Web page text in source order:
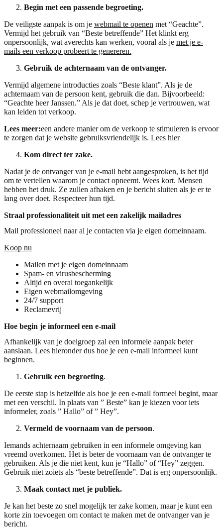
Begin met een passende begroeting.
De veiligste aanpak is om je webmail te openen met “Geachte”.
Vermijd het gebruik van “Beste betreffende” Het klinkt erg
onpersoonlijk, wat averechts kan werken, vooral als je met je e-
mails een verkoop probeert te genereren.
Gebruik de achternaam van de ontvanger.
Vermijd algemene introducties zoals “Beste klant”. Als je de
achternaam van de persoon kent, gebruik die dan. Bijvoorbeeld:
“Geachte heer Janssen.” Als je dat doet, schep je vertrouwen, wat
kan leiden tot verkoop.
Lees meer:een andere manier om de verkoop te stimuleren is ervoor
te zorgen dat je website gebruiksvriendelijk is. Lees hier
Kom direct ter zake.
Nadat je de ontvanger van je e-mail hebt aangesproken, is het tijd
om te vertellen waarom je contact opneemt. Wees kort. Mensen
hebben het druk. Ze zullen afhaken en je bericht sluiten als je er te
lang over doet. Respecteer hun tijd.
Straal professionaliteit uit met een zakelijk mailadres
Mail professioneel naar al je contacten via je eigen domeinnaam.
Koop nu
Mailen met je eigen domeinnaam
Spam- en virusbescherming
Altijd en overal toegankelijk
Eigen webmailomgeving
24/7 support
Reclamevrij
Hoe begin je informeel een e-mail
Afhankelijk van je doelgroep zal een informele aanpak beter
aanslaan. Lees hieronder dus hoe je een e-mail informeel kunt
beginnen.
Gebruik een begroeting.
De eerste stap is hetzelfde als hoe je een e-mail formeel begint, maar
met een verschil. In plaats van ” Beste” kan je kiezen voor iets
informeler, zoals ” Hallo” of ” Hey”.
Vermeld de voornaam van de persoon.
Iemands achternaam gebruiken in een informele omgeving kan
vreemd overkomen. Het is beter de voornaam van de ontvanger te
gebruiken. Als je die niet kent, kun je “Hallo” of “Hey” zeggen.
Gebruik niet zoiets als “beste betreffende”. Dat is erg onpersoonlijk.
Maak contact met je publiek.
Je kan het beste zo snel mogelijk ter zake komen, maar je kunt een
korte zin toevoegen om contact te maken met de ontvanger van je
bericht.